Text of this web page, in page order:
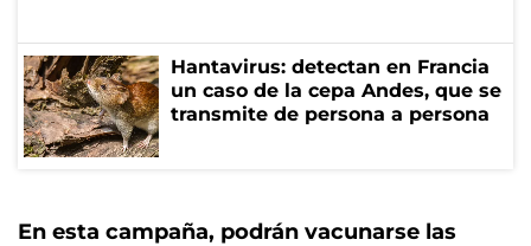
Hantavirus: detectan en Francia
un caso de la cepa Andes, que se
transmite de persona a persona
En esta campaña, podrán vacunarse las